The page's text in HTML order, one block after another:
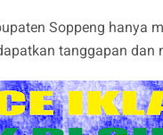
Soppeng hanya
tanggapan dan